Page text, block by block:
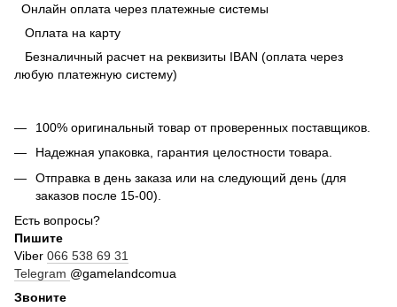
Онлайн оплата через платежные системы
Оплата на карту
Безналичный расчет на реквизиты IBAN (оплата через
любую платежную систему)
100% оригинальный товар от проверенных поставщиков.
Надежная упаковка, гарантия целостности товара.
Отправка в день заказа или на следующий день (для
заказов после 15-00).
Есть вопросы?
Пишите
Viber 066 538 69 31
Telegram @gamelandcomua
Звоните